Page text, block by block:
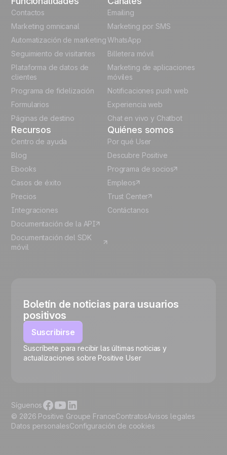
🍪
Gestionar cookies
English
French
Polish
German
Contactos
Marketing omnicanal
Automatización de marketing
Seguimiento de visitantes
Plataforma de datos de
clientes
Programa de fidelización
Formularios
Páginas de destino
Emailing
Marketing por SMS
WhatsApp
Billetera móvil
Marketing de aplicaciones
móviles
Notificaciones push web
Experiencia web
Chat en vivo y Chatbot
Recursos
Centro de ayuda
Blog
Ebooks
Casos de éxito
Precios
Integraciones
Documentación de la API
Documentación del SDK
móvil
Quiénes somos
Por qué User
Descubre Positive
Programa de socios
Empleos
Trust Center
Contáctanos
Boletín de noticias para usuarios
positivos
Suscribirse
Suscríbete para recibir las últimas noticias y
actualizaciones sobre Positive User
© 2026 Positive Groupe FranceContratosAvisos legales
Datos personalesConfiguración de cookies
Síguenos